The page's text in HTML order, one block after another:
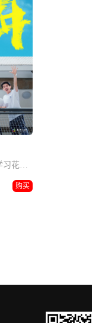
五个高中少年被赶鸭子上架学习花样游泳的喜剧故事。
购买